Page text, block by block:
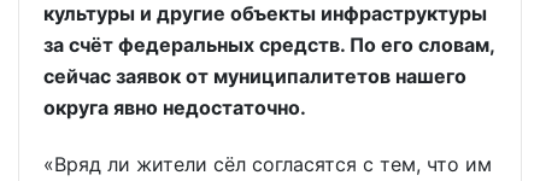
культуры и другие объекты инфраструктуры
за счёт федеральных средств. По его словам,
сейчас заявок от муниципалитетов нашего
округа явно недостаточно.
«Вряд ли жители сёл согласятся с тем, что им